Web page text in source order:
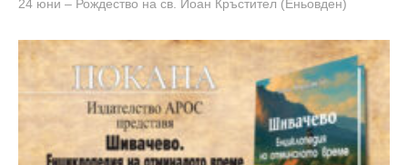
24 юни – Рождество на св. Йоан Кръстител (Еньовден)